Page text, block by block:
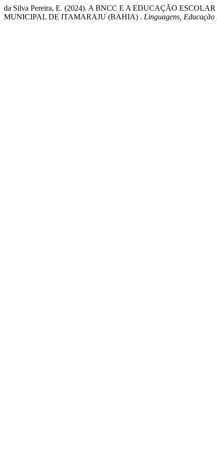
da Silva Pereira, E. (2024). A BNCC E A EDUCAÇÃO
MUNICIPAL DE ITAMARAJU (BAHIA) . Linguagens, Educação